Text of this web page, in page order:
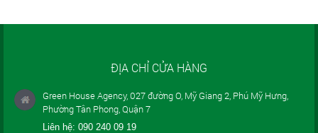
ĐỊA CHỈ CỬA HÀNG
Green House Agency, 027 đường O, Mỹ Giang 2, Phú Mỹ Hưng,
Phường Tân Phong, Quận 7
Liên hệ: 090 240 09 19